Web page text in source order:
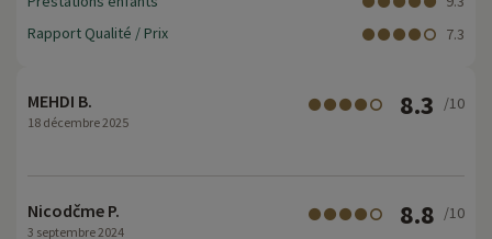
Rapport Qualité / Prix
7.3
MEHDI B.
18 décembre 2025
8.3 /10
Nicodčme P.
3 septembre 2024
8.8 /10